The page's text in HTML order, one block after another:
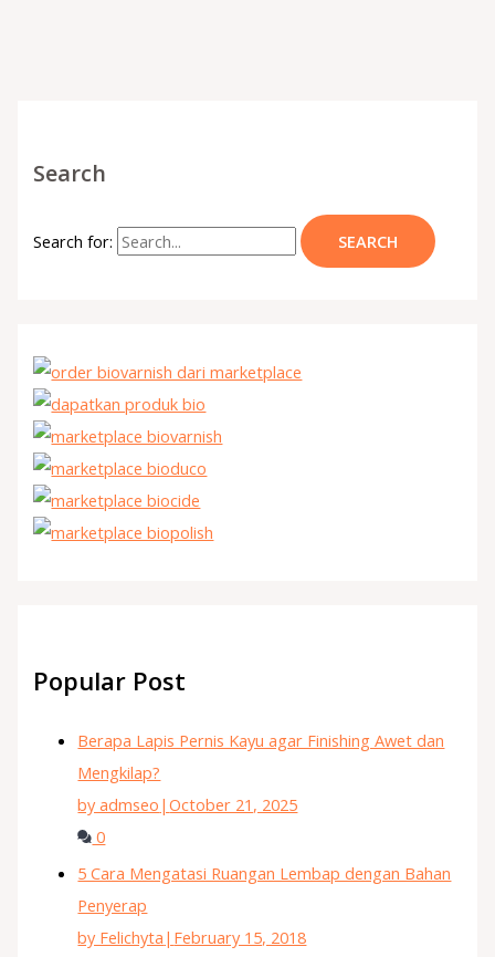
Search
Search for:
Popular Post
Berapa Lapis Pernis Kayu agar Finishing Awet dan
Mengkilap?
by admseo |October 21, 2025
0
5 Cara Mengatasi Ruangan Lembap dengan Bahan
Penyerap
by Felichyta | February 15, 2018